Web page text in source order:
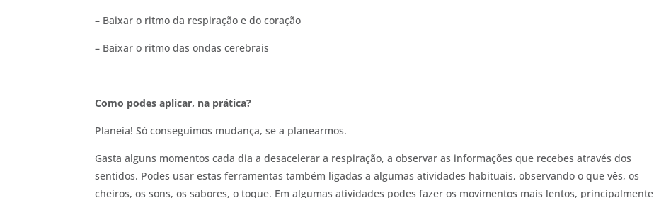
– Baixar o ritmo da respiração e do coração
– Baixar o ritmo das ondas cerebrais
Como podes aplicar, na prática?
Planeia! Só conseguimos mudança, se a planearmos.
Gasta alguns momentos cada dia a desacelerar a respiração, a observar as informações que recebes através dos
sentidos. Podes usar estas ferramentas também ligadas a algumas atividades habituais, observando o que vês, os
cheiros, os sons, os sabores, o toque. Em algumas atividades podes fazer os movimentos mais lentos, principalmente